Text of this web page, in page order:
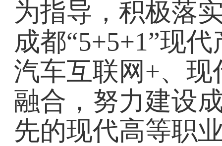
为指导，积极落
成都“5+5+1”现
汽车互联网+、
融合，努力建设
先的现代高等职